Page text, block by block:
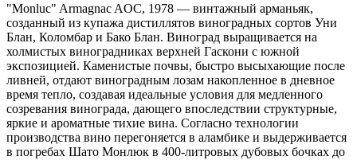
"Monluc" Armagnac AOC, 1978 — винтажный арманьяк,
созданный из купажа дистиллятов виноградных сортов Уни
Блан, Коломбар и Бако Блан. Виноград выращивается на
холмистых виноградниках верхней Гаскони с южной
экспозицией. Каменистые почвы, быстро высыхающие после
ливней, отдают виноградным лозам накопленное в дневное
время тепло, создавая идеальные условия для медленного
созревания винограда, дающего впоследствии структурные,
яркие и ароматные тихие вина. Согласно технологии
производства вино перегоняется в аламбике и выдерживается
в погребах Шато Монлюк в 400-литровых дубовых бочках до